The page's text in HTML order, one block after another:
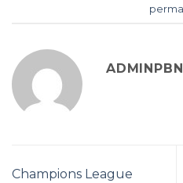
ADMINPBN
Champions League